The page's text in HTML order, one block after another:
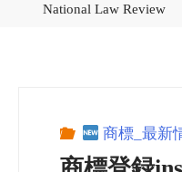
ー
National Law Review
商標_最新